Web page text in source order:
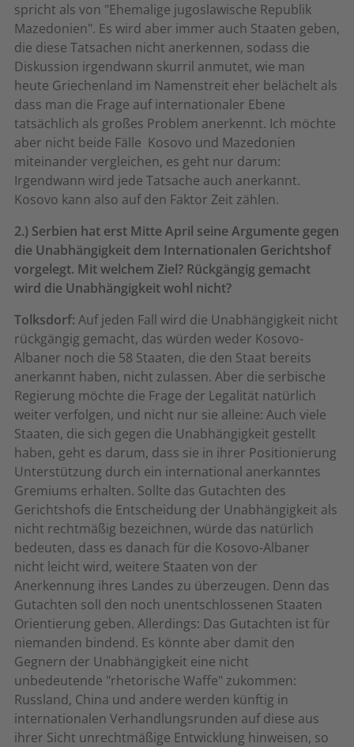
spricht als von "Ehemalige jugoslawische Republik
Mazedonien". Es wird aber immer auch Staaten geben,
die diese Tatsachen nicht anerkennen, sodass die
Diskussion irgendwann skurril anmutet, wie man
heute Griechenland im Namenstreit eher belächelt als
dass man die Frage auf internationaler Ebene
tatsächlich als großes Problem anerkennt. Ich möchte
aber nicht beide Fälle  Kosovo und Mazedonien 
miteinander vergleichen, es geht nur darum:
Irgendwann wird jede Tatsache auch anerkannt.
Kosovo kann also auf den Faktor Zeit zählen.
2.) Serbien hat erst Mitte April seine Argumente gegen
die Unabhängigkeit dem Internationalen Gerichtshof
vorgelegt. Mit welchem Ziel? Rückgängig gemacht
wird die Unabhängigkeit wohl nicht?
Tolksdorf: Auf jeden Fall wird die Unabhängigkeit nicht
rückgängig gemacht, das würden weder Kosovo-
Albaner noch die 58 Staaten, die den Staat bereits
anerkannt haben, nicht zulassen. Aber die serbische
Regierung möchte die Frage der Legalität natürlich
weiter verfolgen, und nicht nur sie alleine: Auch viele
Staaten, die sich gegen die Unabhängigkeit gestellt
haben, geht es darum, dass sie in ihrer Positionierung
Unterstützung durch ein international anerkanntes
Gremiums erhalten. Sollte das Gutachten des
Gerichtshofs die Entscheidung der Unabhängigkeit als
nicht rechtmäßig bezeichnen, würde das natürlich
bedeuten, dass es danach für die Kosovo-Albaner
nicht leicht wird, weitere Staaten von der
Anerkennung ihres Landes zu überzeugen. Denn das
Gutachten soll den noch unentschlossenen Staaten
Orientierung geben. Allerdings: Das Gutachten ist für
niemanden bindend. Es könnte aber damit den
Gegnern der Unabhängigkeit eine nicht
unbedeutende "rhetorische Waffe" zukommen:
Russland, China und andere werden künftig in
internationalen Verhandlungsrunden auf diese aus
ihrer Sicht unrechtmäßige Entwicklung hinweisen, so